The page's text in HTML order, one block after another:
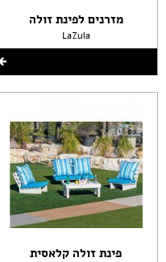
מזרנים לפינת זולה
LaZula
פינת זולה קלאסית